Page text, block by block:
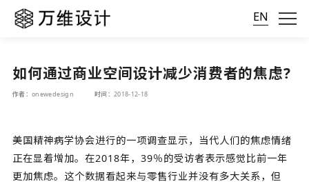
EN
如何通过商业空间设计减少消费者的焦虑?
作者：onewedesign 时间：2018-12-18
美国精神病学协会进行的一项调查显示，当代人们的焦虑情绪
正在显着增加。在2018年，39％的受访者表示感觉比前一年
更加焦虑。这个数据看起来与零售行业并没有多大关系，但